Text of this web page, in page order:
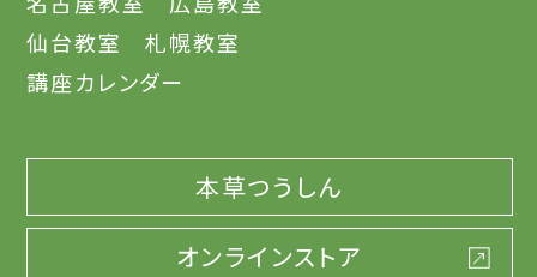
仙台教室
札幌教室
講座カレンダー
本草つうしん
オンラインストア